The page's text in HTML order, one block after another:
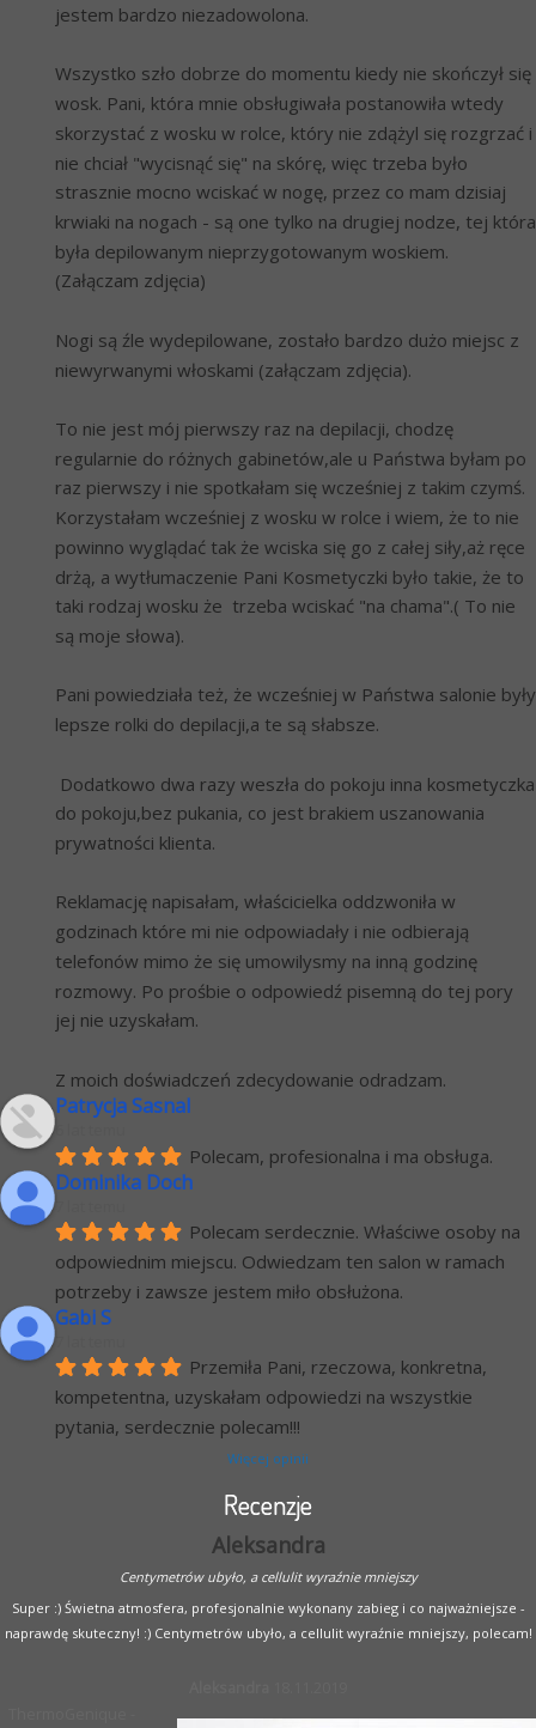
jestem bardzo niezadowolona.
Wszystko szło dobrze do momentu kiedy nie skończył się
wosk. Pani, która mnie obsługiwała postanowiła wtedy
skorzystać z wosku w rolce, który nie zdążyl się rozgrzać i
nie chciał "wycisnąć się" na skórę, więc trzeba było
strasznie mocno wciskać w nogę, przez co mam dzisiaj
krwiaki na nogach - są one tylko na drugiej nodze, tej która
była depilowanym nieprzygotowanym woskiem.
(Załączam zdjęcia)
Nogi są źle wydepilowane, zostało bardzo dużo miejsc z
niewyrwanymi włoskami (załączam zdjęcia).
To nie jest mój pierwszy raz na depilacji, chodzę
regularnie do różnych gabinetów,ale u Państwa byłam po
raz pierwszy i nie spotkałam się wcześniej z takim czymś.
Korzystałam wcześniej z wosku w rolce i wiem, że to nie
powinno wyglądać tak że wciska się go z całej siły,aż ręce
drżą, a wytłumaczenie Pani Kosmetyczki było takie, że to
taki rodzaj wosku że  trzeba wciskać "na chama".( To nie
są moje słowa).
Pani powiedziała też, że wcześniej w Państwa salonie były
lepsze rolki do depilacji,a te są słabsze.
Dodatkowo dwa razy weszła do pokoju inna kosmetyczka
do pokoju,bez pukania, co jest brakiem uszanowania
prywatności klienta.
Reklamację napisałam, właścicielka oddzwoniła w
godzinach które mi nie odpowiadały i nie odbierają
telefonów mimo że się umowilysmy na inną godzinę
rozmowy. Po prośbie o odpowiedź pisemną do tej pory
jej nie uzyskałam.
Z moich doświadczeń zdecydowanie odradzam.
Patrycja Sasnal
Polecam, profesionalna i ma obsługa.
Dominika Doch
Polecam serdecznie. Właściwe osoby na
odpowiednim miejscu. Odwiedzam ten salon w ramach
potrzeby i zawsze jestem miło obsłużona.
Gabi S
Przemiła Pani, rzeczowa, konkretna,
kompetentna, uzyskałam odpowiedzi na wszystkie
pytania, serdecznie polecam!!!
Więcej opinii
Recenzje
Aleksandra
Centymetrów ubyło, a cellulit wyraźnie mniejszy
Super :) Świetna atmosfera, profesjonalnie wykonany zabieg i co najważniejsze -
naprawdę skuteczny! :) Centymetrów ubyło, a cellulit wyraźnie mniejszy, polecam!